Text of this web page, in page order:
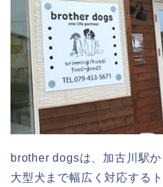
brother dogsは、加古川駅
大型犬まで幅広く対応する